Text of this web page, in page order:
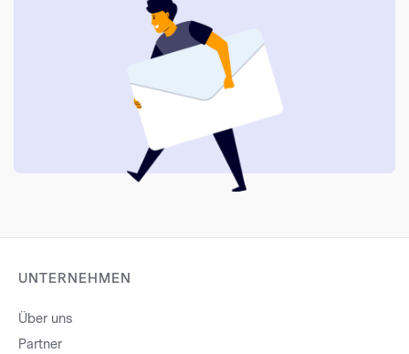
UNTERNEHMEN
Über uns
Partner